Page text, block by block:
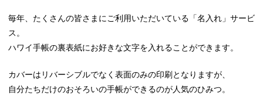
毎年、たくさんの皆さまにご利用いただいている「名入れ」サービ
ス。
ハワイ手帳の裏表紙にお好きな文字を入れることができます。
カバーはリバーシブルでなく表面のみの印刷となりますが、
自分たちだけのおそろいの手帳ができるのが人気のひみつ。